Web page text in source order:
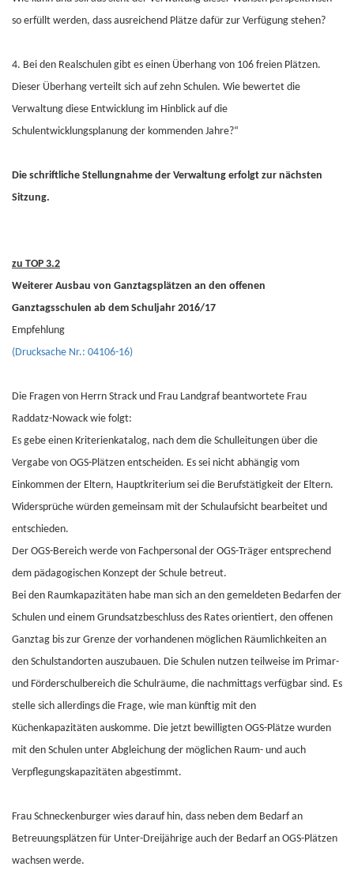
so erfüllt werden, dass ausreichend Plätze dafür zur Verfügung stehen?
4. Bei den Realschulen gibt es einen Überhang von 106 freien Plätzen.
Dieser Überhang verteilt sich auf zehn Schulen. Wie bewertet die
Verwaltung diese Entwicklung im Hinblick auf die
Schulentwicklungsplanung der kommenden Jahre?“
Die schriftliche Stellungnahme der Verwaltung erfolgt zur nächsten
Sitzung.
zu TOP 3.2
Weiterer Ausbau von Ganztagsplätzen an den offenen
Ganztagsschulen ab dem Schuljahr 2016/17
Empfehlung
(Drucksache Nr.: 04106-16)
Die Fragen von Herrn Strack und Frau Landgraf beantwortete Frau
Raddatz-Nowack wie folgt:
Es gebe einen Kriterienkatalog, nach dem die Schulleitungen über die
Vergabe von OGS-Plätzen entscheiden. Es sei nicht abhängig vom
Einkommen der Eltern, Hauptkriterium sei die Berufstätigkeit der Eltern.
Widersprüche würden gemeinsam mit der Schulaufsicht bearbeitet und
entschieden.
Der OGS-Bereich werde von Fachpersonal der OGS-Träger entsprechend
dem pädagogischen Konzept der Schule betreut.
Bei den Raumkapazitäten habe man sich an den gemeldeten Bedarfen der
Schulen und einem Grundsatzbeschluss des Rates orientiert, den offenen
Ganztag bis zur Grenze der vorhandenen möglichen Räumlichkeiten an
den Schulstandorten auszubauen. Die Schulen nutzen teilweise im Primar-
und Förderschulbereich die Schulräume, die nachmittags verfügbar sind. Es
stelle sich allerdings die Frage, wie man künftig mit den
Küchenkapazitäten auskomme. Die jetzt bewilligten OGS-Plätze wurden
mit den Schulen unter Abgleichung der möglichen Raum- und auch
Verpflegungskapazitäten abgestimmt.
Frau Schneckenburger wies darauf hin, dass neben dem Bedarf an
Betreuungsplätzen für Unter-Dreijährige auch der Bedarf an OGS-Plätzen
wachsen werde.